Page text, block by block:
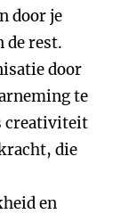
door je
de rest.
door
te
creativiteit
die
en